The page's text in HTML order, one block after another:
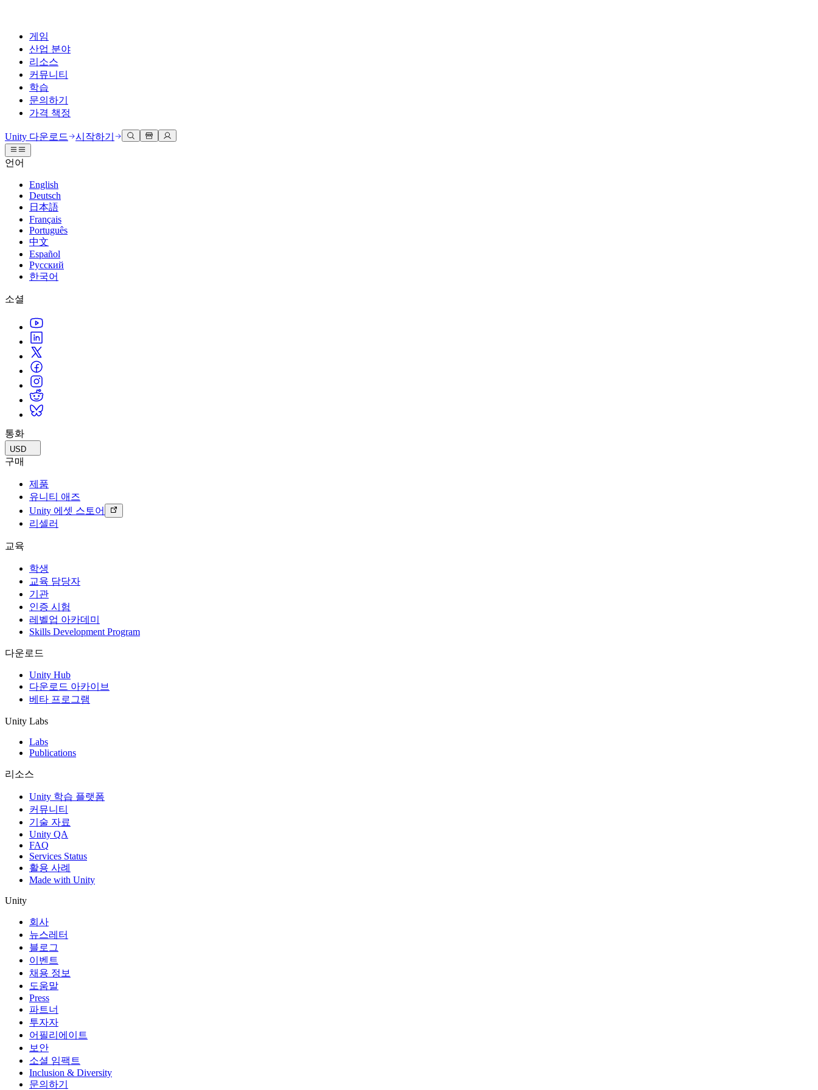
게임
산업 분야
리소스
커뮤니티
학습
문의하기
가격 책정
Unity 엔진
모든 플랫폼 위한 2D 및 3D 게임 제작
협업
팀과 함께 신속한 협업과 반복 작업을 수행하세요.
Unity 다운로드
플랜 및 가격
배포
Unity가 지원하는 25개 이상의 플랫폼을 살펴보세요.
LiveOps
출시 후 인사이트를 확인하고 라이브 게임을 운영하세요.
성장
사용자 확보
모바일 사용자를 검색하고 Acquire
매장 및 D2C 전반에 걸쳐 IAP 관리하세요.
수익화
Unity로 광고하세요
활용 부문
모바일 게임
Unity로 모바일 히트작을 제작하고 성장시키세요.
인디 게임
소규모 팀으로 대작 게임을 출시하세요.
XR 게임
여러 플랫폼에서 XR 게임을 출시하세요.
멀티플레이어 게임
멀티플레이어 게임 개발을 간소화하세요.
3D 협업
실시간 3D 프로젝트 빌드 및 검토
몰입형 교육
몰입도 높은 환경 제작
고객 경험
인터랙티브 3D 경험 제작
산업 분야
운영 우수성 확보
리테일
상점 경험을 온라인 경험으로 전환
자동차
혁신을 가속화하고 차량 내 경험을 향상시키세요.
모든 산업 보기
기술 자료
공식 유저. '광고 지면'의 타겟 고객 매뉴얼 및 API 레퍼런스
개발자 툴
릴리스 버전 및 이슈 트래커
로드맵
예정된 기능 검토
기술 용어 라이브러리
활용 사례
실제 성공 사례
베스트 프랙티스 가이드
전문가 팁
데모
데모, 샘플 및 빌딩 블록
모든 리소스
새로운 기능
블로그
업데이트, 정보, 기술 팁
뉴스
토론
토론, 문제 해결, 소통
이벤트
글로벌 이벤트 및 현지 이벤트
커뮤니티 사례
Made with Unity
Unity 크리에이터 소개
Livestreams
Unity Awards
전 세계 Unity 크리에이터 축하
Unity Learn
무료로 Unity 기술 마스터
전문 교육
Unity 강사와 함께 팀의 역량을 강화하세요
Unity 처음 사용하시나요
시작하기
학습 시작하기
Unity 사용이 처음이신가요? 여정 시작하기
사용법 가이드
실용적인 팁 및 베스트 프랙티스
교육
학생용
커리어 시작하기
교육 효율 극대화
교육 라이선스
자격증
Unity 숙련도를 입증하세요
도움 받기
성공을 위한 Unity
Success 플랜
전문가 지원을 통해 더 빠르게 목표 도달률 달성
일반적인 질문에 대한 답변
문의하기
Unity 다운로드 시작하기
언어
English
Deutsch
日本語
Français
Português
中文
Español
Русский
한국어
소셜
통화
USD
구매
제품
유니티 애즈
Unity 에셋 스토어
리셀러
교육
학생
교육 담당자
기관
인증 시험
레벨업 아카데미
Skills Development Program
다운로드
Unity Hub
다운로드 아카이브
베타 프로그램
Unity Labs
Labs
Publications
리소스
Unity 학습 플랫폼
커뮤니티
기술 자료
Unity QA
FAQ
Services Status
활용 사례
Made with Unity
Unity
회사
뉴스레터
블로그
이벤트
채용 정보
도움말
Press
파트너
투자자
어필리에이트
보안
소셜 임팩트
Inclusion & Diversity
문의하기